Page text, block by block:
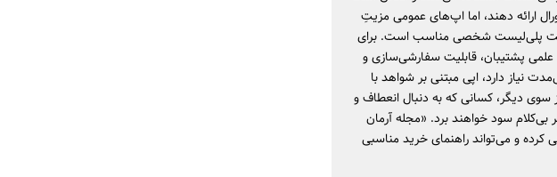
ارائه دهند، اما اپ‌های عمومی مزیتِ
پلی‌لیست شخصی مناسب است. برای
علمی پشتیبان، قابلیت سفارشی‌سازی و
نیاز دارد، اپی مبتنی بر شواهد با
سوی دیگر، کسانی که به دنبال انعطاف و
سود خواهند برد. «مجله آرمان
و می‌تواند راهنمای خرید مناسبی